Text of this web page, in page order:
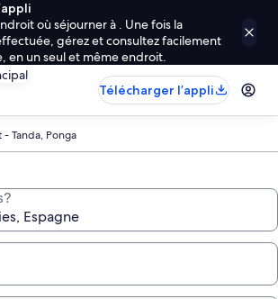
où séjourner à . Une fois la
gérez et consultez facilement
en un seul et même endroit.
Télécharger l’appli
- Tanda, Ponga